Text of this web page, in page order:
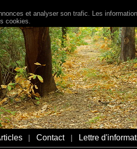
Contact Lettre
et analyser son trafic. Les
cookies.